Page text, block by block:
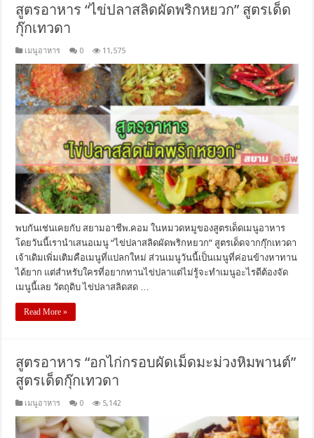
สูตรอาหาร “ไข่ปลาสลิดผัดพริกหยวก” สูตรเด็ด
กุ๊กเทวดา
เมนูอาหาร 0 11,575
พบกันเช่นเคยกับ สยามอาชีพ.คอม ในหมวดหมูของสูตรเด็ดเมนูอาหาร
โดยวันนี้เรานำเสนอเมนู “ไข่ปลาสลิดผัดพริกหยวก” สูตรเด็ดจากกุ๊กเทวดา
เจ้าเดิมเพิ่มเติมคือเมนูที่แปลกใหม่ ส่วนเมนูวันนี้เป็นเมนูที่ค่อนข้างหาทาน
ได้ยาก แต่สำหรับใครที่อยากทานไข่ปลาแต่ไม่รู้จะทำเมนูอะไรดีต้องจัด
เมนูนี้เลย วัตถุดิบ ไข่ปลาสลิดสด …
Read More »
สูตรอาหาร “อกไก่กรอบผัดเม็ดมะม่วงหิมพานต์”
สูตรเด็ดกุ๊กเทวดา
เมนูอาหาร 0 5,142